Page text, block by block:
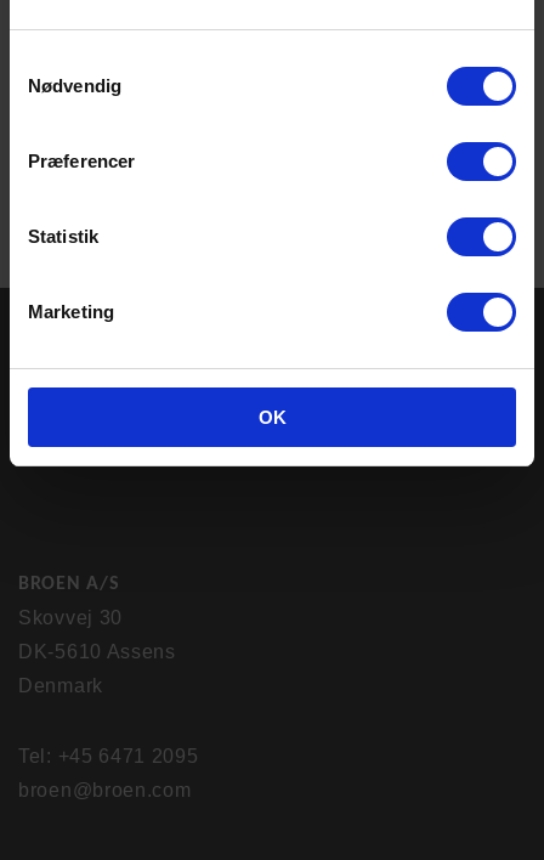
Nødvendig
Præferencer
Statistik
Marketing
OK
BROEN A/S
Skovvej 30
DK-5610 Assens
Denmark
Tel: +45 6471 2095
broen@broen.com